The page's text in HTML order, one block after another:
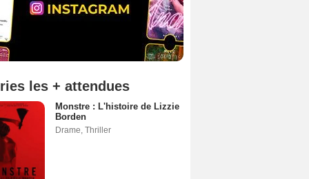
les + attendues
Monstre : L'histoire de Lizzie
Borden
Drame Thriller